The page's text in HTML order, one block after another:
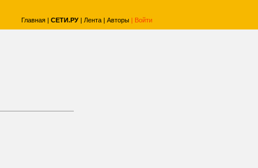
Главная | СЕТИ.РУ | Лента | Авторы | Войти